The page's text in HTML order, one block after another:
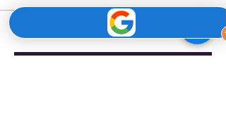
Totale